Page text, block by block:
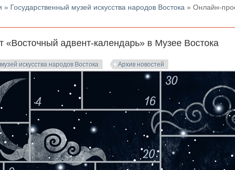
» Государственный музей искусства народов Востока » Онлайн-
«Восточный адвент-календарь» в Музее Востока
искусства народов Востока Архив новостей